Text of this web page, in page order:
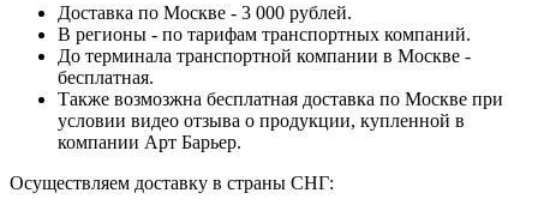
Доставка по Москве - 3 000 рублей.
В регионы - по тарифам транспортных компаний.
До терминала транспортной компании в Москве -
бесплатная.
Также возмозжна бесплатная доставка по Москве при
условии видео отзыва о продукции, купленной в
компании Арт Барьер.
Осуществляем доставку в страны СНГ: